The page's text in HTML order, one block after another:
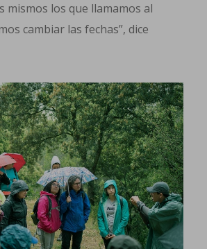
mismos los que llamamos al
cambiar las fechas”, dice